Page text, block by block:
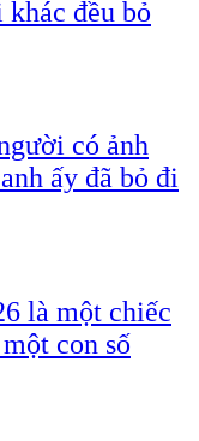
đều bỏ
có ảnh
ấy đã bỏ đi
là một chiếc
con số